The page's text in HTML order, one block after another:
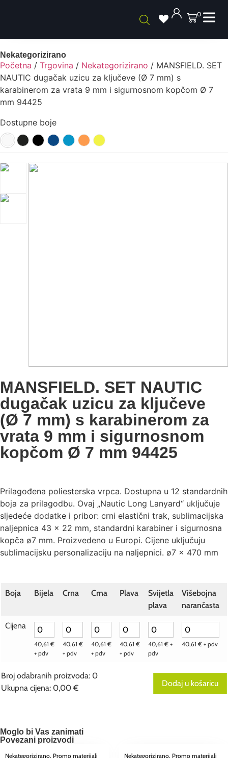
0
Nekategorizirano
Početna / Trgovina / Nekategorizirano / MANSFIELD. SET
NAUTIC dugačak uzicu za ključeve (Ø 7 mm) s
karabinerom za vrata 9 mm i sigurnosnom kopčom Ø 7
mm 94425
Dostupne boje
MANSFIELD. SET NAUTIC
dugačak uzicu za ključeve
(Ø 7 mm) s karabinerom za
vrata 9 mm i sigurnosnom
kopčom Ø 7 mm 94425
Prilagođena poliesterska vrpca. Dostupna u 12 standardnih
boja za prilagodbu. Ovaj „Nautic Long Lanyard“ uključuje
sljedeće dodatke i pribor: crni elastični trak, sublimacijska
naljepnica 43 × 22 mm, standardni karabiner i sigurnosna
kopča ø7 mm. Proizvedeno u Europi. Cijene uključuju
sublimacijsku personalizaciju na naljepnici. ø7 x 470 mm
Boja Bijela Crna Crna Plava
Svijetla
plava
Višebojna
narančasta
Cijena
40,61 €
+ pdv
40,61 €
+ pdv
40,61 €
+ pdv
40,61 €
+ pdv
40,61 € +
pdv
40,61 € + pdv
Broj odabranih proizvoda: 0
Ukupna cijena: 0,00 €
Your
total
0,00 €
Dodaj u košaricu
Moglo bi Vas zanimati
Povezani proizvodi
Nekategorizirano, Promo materijali Nekategorizirano, Promo materijali